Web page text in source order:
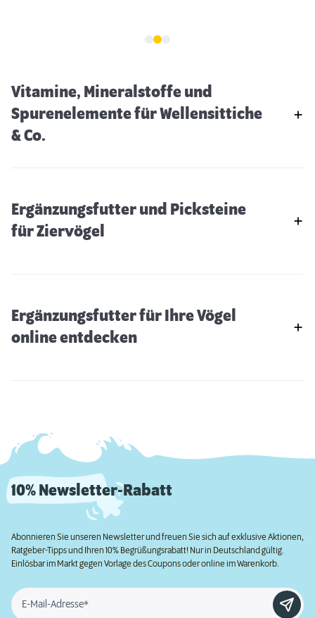
Vitamine, Mineralstoffe und
Spurenelemente für Wellensittiche
& Co.
Ergänzungsfutter und Picksteine
für Ziervögel
Ergänzungsfutter für Ihre Vögel
online entdecken
10% Newsletter-Rabatt
Abonnieren Sie unseren Newsletter und freuen Sie sich auf exklusive Aktionen,
Ratgeber-Tipps und Ihren 10% Begrüßungsrabatt! Nur in Deutschland gültig.
Einlösbar im Markt gegen Vorlage des Coupons oder online im Warenkorb.
E-Mail-Adresse*